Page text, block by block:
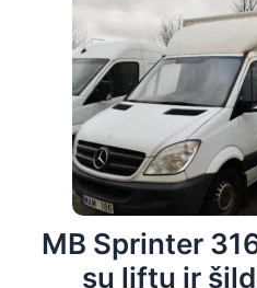
MB Sprinter
su liftu ir